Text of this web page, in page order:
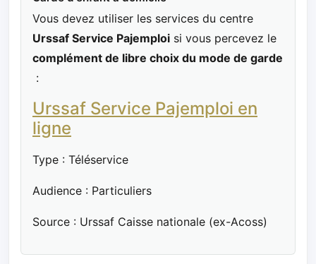
Vous devez utiliser les services du centre
Urssaf Service Pajemploi si vous percevez le
complément de libre choix du mode de garde
:
Urssaf Service Pajemploi en
ligne
Type : Téléservice
Audience : Particuliers
Source : Urssaf Caisse nationale (ex-Acoss)